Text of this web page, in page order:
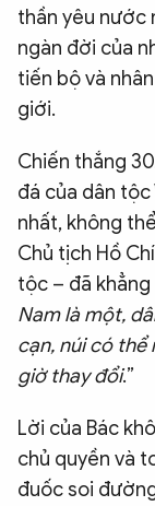
thần yêu nước
ngàn đời của
tiến bộ và
giới.
Chiến thắng
đá của dân
nhất, không
Chủ tịch Hồ
tộc – đã khẳng
Nam là một,
cạn, núi có thể
giờ thay đổi.”
Lời của Bác
chủ quyền và
đuốc soi